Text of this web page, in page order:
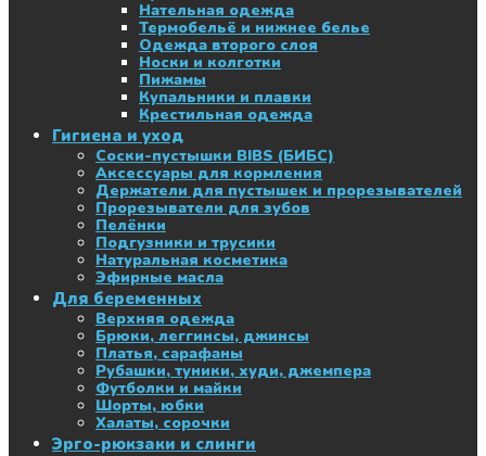
Нательная одежда
Термобельё и нижнее белье
Одежда второго слоя
Носки и колготки
Пижамы
Купальники и плавки
Крестильная одежда
Гигиена и уход
Соски-пустышки BIBS (БИБС)
Аксессуары для кормления
Держатели для пустышек и прорезывателей
Прорезыватели для зубов
Пелёнки
Подгузники и трусики
Натуральная косметика
Эфирные масла
Для беременных
Верхняя одежда
Брюки, леггинсы, джинсы
Платья, сарафаны
Рубашки, туники, худи, джемпера
Футболки и майки
Шорты, юбки
Халаты, сорочки
Эрго-рюкзаки и слинги